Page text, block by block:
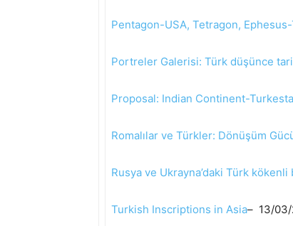
Pentagon-USA, Tetragon,
Portreler Galerisi: Türk düşünce
Proposal: Indian Continent-
Romalılar ve Türkler: Dönüşüm
Rusya ve Ukrayna’daki Türk kökenli
Turkish Inscriptions in Asia– 13/